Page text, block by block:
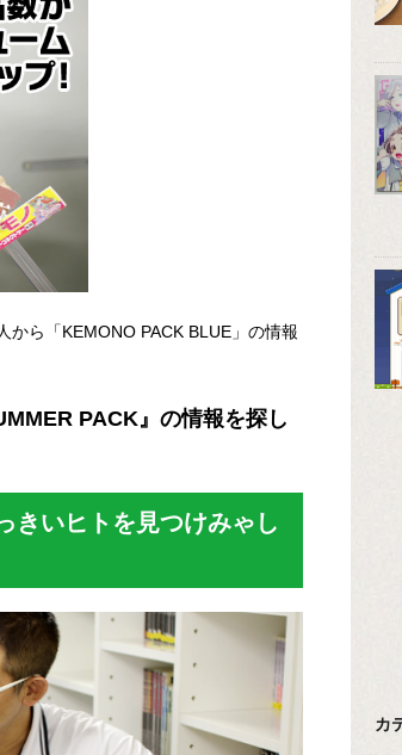
ら「KEMONO PACK BLUE」の情報
PACK』の情報を探し
きいヒトを見つけみゃし
カ